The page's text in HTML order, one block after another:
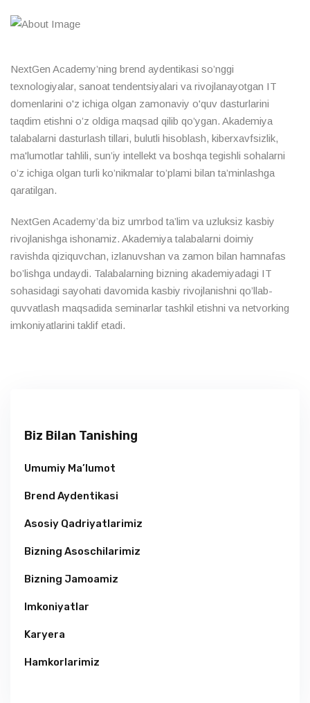
NextGen Aсademy’ning brend aydentikasi so’nggi
texnologiyalar, sanoat tendentsiyalari va rivojlanayotgan IT
domenlarini o'z ichiga olgan zamonaviy o'quv dasturlarini
taqdim etishni o’z oldiga maqsad qilib qo’ygan. Akademiya
talabalarni dasturlash tillari, bulutli hisoblash, kiberxavfsizlik,
ma'lumotlar tahlili, sun’iy intellekt va boshqa tegishli sohalarni
o’z ichiga olgan turli ko’nikmalar to’plami bilan ta’minlashga
qaratilgan.
NextGen Academy’da biz umrbod ta’lim va uzluksiz kasbiy
rivojlanishga ishonamiz. Akademiya talabalarni doimiy
ravishda qiziquvchan, izlanuvshan va zamon bilan hamnafas
bo’lishga undaydi. Talabalarning bizning akademiyadagi IT
sohasidagi sayohati davomida kasbiy rivojlanishni qo’llab-
quvvatlash maqsadida seminarlar tashkil etishni va netvorking
imkoniyatlarini taklif etadi.
Biz Bilan Tanishing
Umumiy Ma’lumot
Brend Aydentikasi
Asosiy Qadriyatlarimiz
Bizning Asoschilarimiz
Bizning Jamoamiz
Imkoniyatlar
Karyera
Hamkorlarimiz